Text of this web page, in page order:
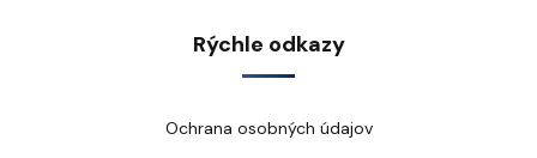
Rýchle odkazy
Ochrana osobných údajov